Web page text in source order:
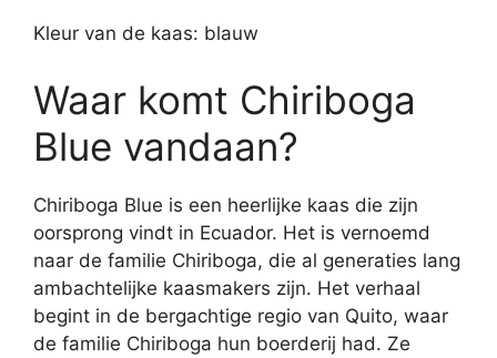
Kleur van de kaas: blauw
Waar komt Chiriboga
Blue vandaan?
Chiriboga Blue is een heerlijke kaas die zijn
oorsprong vindt in Ecuador. Het is vernoemd
naar de familie Chiriboga, die al generaties lang
ambachtelijke kaasmakers zijn. Het verhaal
begint in de bergachtige regio van Quito, waar
de familie Chiriboga hun boerderij had. Ze